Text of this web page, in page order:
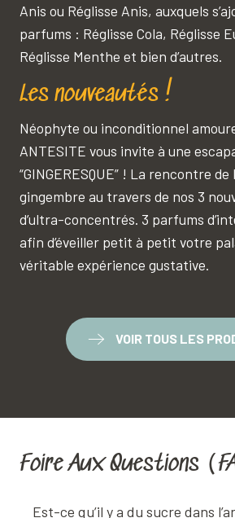
Anis ou Réglisse Anis, auxquels
parfums : Réglisse Cola, Réglisse
Réglisse Menthe et bien d’autres.
Les nouveautés !
Néophyte ou inconditionnel
ANTESITE vous invite à une
“GINGERESQUE” ! La rencontre
gingembre au travers de nos 3
d’ultra-concentrés. 3 parfums
afin d’éveiller petit à petit votre
véritable expérience gustative.
VOIR TOUS LES
Foire Aux Questions
Est-ce qu’il y a du sucre dans